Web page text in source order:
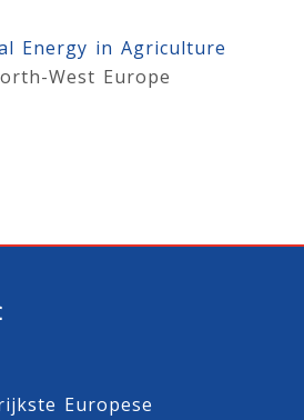
Energy in Agriculture
West Europe
Europese